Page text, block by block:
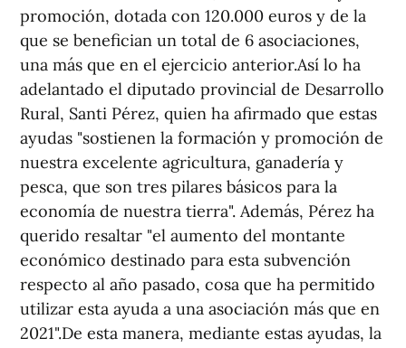
promoción, dotada con 120.000 euros y de la
que se benefician un total de 6 asociaciones,
una más que en el ejercicio anterior.Así lo ha
adelantado el diputado provincial de Desarrollo
Rural, Santi Pérez, quien ha afirmado que estas
ayudas "sostienen la formación y promoción de
nuestra excelente agricultura, ganadería y
pesca, que son tres pilares básicos para la
economía de nuestra tierra". Además, Pérez ha
querido resaltar "el aumento del montante
económico destinado para esta subvención
respecto al año pasado, cosa que ha permitido
utilizar esta ayuda a una asociación más que en
2021".De esta manera, mediante estas ayudas, la